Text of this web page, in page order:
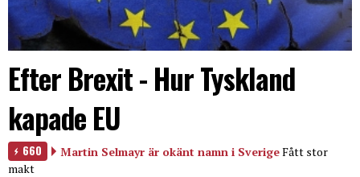
Efter Brexit - Hur Tyskland
kapade EU
660 Martin Selmayr är okänt namn i SverigeFått stor
makt